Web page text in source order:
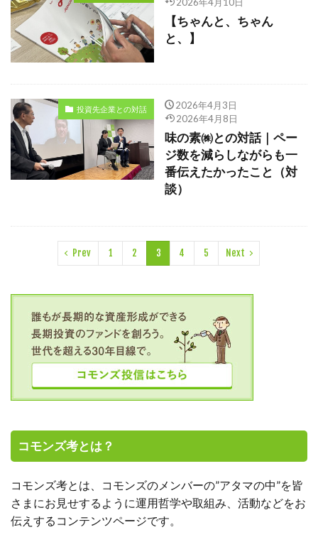
【ちゃんと、ちゃん
と、】
投資先企業との対話
2026年4月3日
2026年4月8日
味の素㈱との対話｜ペー
ジ数を減らしながらも一
番伝えたかったこと（対
談）
Prev 1 2 3 4 5 Next
コモンズ考とは？
コモンズ考とは、コモンズのメンバーの”アタマの中”を皆
さまにお見せするように運用哲学や取組み、活動などをお
伝えするコンテンツページです。